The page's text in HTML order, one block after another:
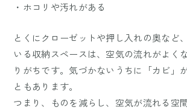
・ホコリや汚れがある
とくにクローゼットや押し入れの奥など
いる収納スペースは、空気の流れがよく
りがちです。気づかないうちに「カビ」
ともあります。
つまり、ものを減らし、空気が流れる空